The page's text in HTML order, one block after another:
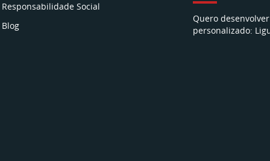
Responsabilidade Social
Blog
Quero
personalizado: